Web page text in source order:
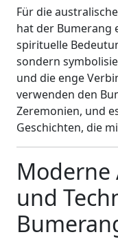
Für die
hat der Bumerang
spirituelle
sondern
und die enge
verwenden den
Zeremonien, und
Geschichten, die
und